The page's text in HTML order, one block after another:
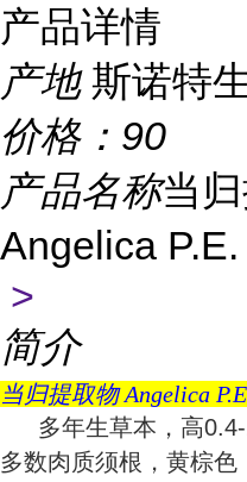
产品详情
产地 斯诺特
价格： 90
产品名称当
Angelica P.E.
>
简介
当归提取物 Angelica
多年生草本，高
多数肉质须根，黄棕